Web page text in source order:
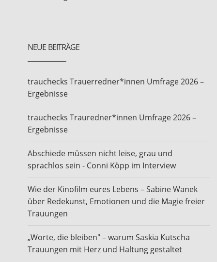
NEUE BEITRÄGE
trauchecks Trauerredner*innen Umfrage 2026 –
Ergebnisse
trauchecks Trauredner*innen Umfrage 2026 –
Ergebnisse
Abschiede müssen nicht leise, grau und
sprachlos sein - Conni Köpp im Interview
Wie der Kinofilm eures Lebens – Sabine Wanek
über Redekunst, Emotionen und die Magie freier
Trauungen
„Worte, die bleiben" – warum Saskia Kutscha
Trauungen mit Herz und Haltung gestaltet